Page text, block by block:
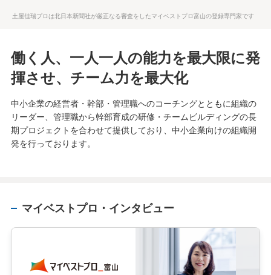
土屋佳瑞プロは北日本新聞社が厳正なる審査をしたマイベストプロ富山の登録専門家です
働く人、一人一人の能力を最大限に発
揮させ、チーム力を最大化
中小企業の経営者・幹部・管理職へのコーチングとともに組織の
リーダー、管理職から幹部育成の研修・チームビルディングの長
期プロジェクトを合わせて提供しており、中小企業向けの組織開
発を行っております。
マイベストプロ・インタビュー